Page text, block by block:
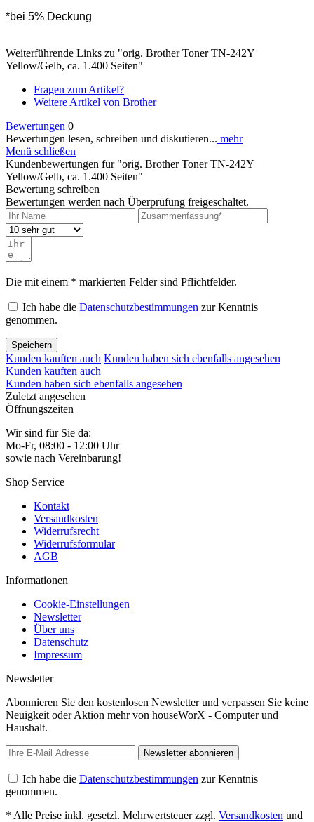
*bei 5% Deckung
Weiterführende Links zu "orig. Brother Toner TN-242Y
Yellow/Gelb, ca. 1.400 Seiten"
Fragen zum Artikel?
Weitere Artikel von Brother
Bewertungen 0
Bewertungen lesen, schreiben und diskutieren... mehr
Menü schließen
Kundenbewertungen für "orig. Brother Toner TN-242Y
Yellow/Gelb, ca. 1.400 Seiten"
Bewertung schreiben
Bewertungen werden nach Überprüfung freigeschaltet.
Die mit einem * markierten Felder sind Pflichtfelder.
Ich habe die Datenschutzbestimmungen zur Kenntnis
genommen.
Speichern
Kunden kauften auch Kunden haben sich ebenfalls angesehen
Kunden kauften auch
Kunden haben sich ebenfalls angesehen
Zuletzt angesehen
Öffnungszeiten
Wir sind für Sie da:
Mo-Fr, 08:00 - 12:00 Uhr
sowie nach Vereinbarung!
Shop Service
Kontakt
Versandkosten
Widerrufsrecht
Widerrufsformular
AGB
Informationen
Cookie-Einstellungen
Newsletter
Über uns
Datenschutz
Impressum
Newsletter
Abonnieren Sie den kostenlosen Newsletter und verpassen Sie keine
Neuigkeit oder Aktion mehr von houseWorX - Computer und
Haushalt.
Newsletter abonnieren
Ich habe die Datenschutzbestimmungen zur Kenntnis
genommen.
* Alle Preise inkl. gesetzl. Mehrwertsteuer zzgl. Versandkosten und